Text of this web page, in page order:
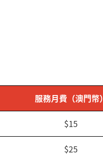
服務月費（澳門幣）
$15
$25